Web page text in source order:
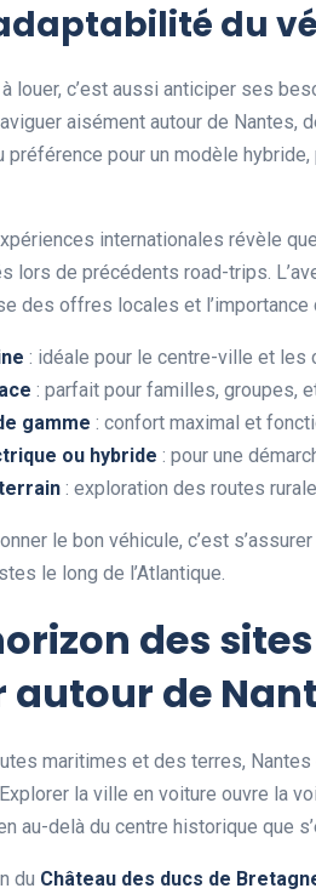
du
louer, c’est aussi anticiper ses
aisément autour de Nantes,
préférence pour un modèle
internationales révèle
lors de précédents road-trips.
des offres locales et
: idéale pour le centre-ville et les
: parfait pour familles, groupes,
gamme : confort maximal et
ou hybride : pour une
: exploration des routes
le bon véhicule, c’est
le long de l’Atlantique.
des
autour de
maritimes et des terres,
la ville en voiture ouvre la
au-delà du centre historique que
du Château des ducs de